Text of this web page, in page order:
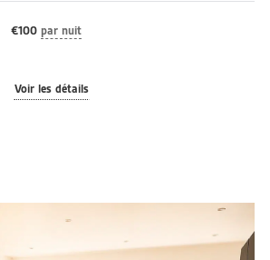
€100 par nuit
Voir les détails